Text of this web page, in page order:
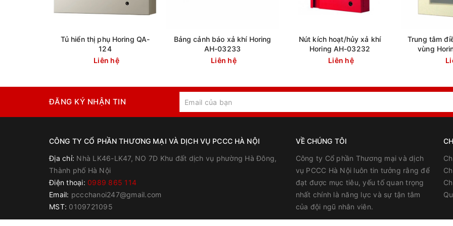
Tủ hiển thị phụ Horing QA-
124
Liên hệ
Bảng cảnh báo xả khí Horing
AH-03233
Liên hệ
Nút kích hoạt/hủy xả khí
Horing AH-03232
Liên hệ
Trung tâm
vùng
ĐĂNG KÝ NHẬN TIN
CÔNG TY CỔ PHẦN THƯƠNG MẠI VÀ DỊCH VỤ PCCC HÀ NỘI
Địa chỉ: Nhà LK46-LK47, NO 7D Khu đất dịch vụ phường Hà Đông,
Thành phố Hà Nội
Điện thoại: 0989 865 114
Email: pccchanoi247@gmail.com
MST: 0109721095
VỀ CHÚNG TÔI
Công ty Cổ phần Thương mại và dịch
vụ PCCC Hà Nội luôn tin tưởng rằng để
đạt được mục tiêu, yếu tố quan trọng
nhất chính là năng lực và sự tận tâm
của đội ngũ nhân viên.